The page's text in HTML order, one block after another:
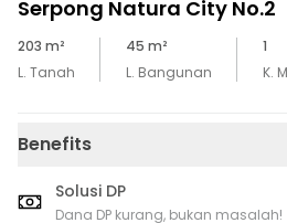
Serpong Natura City No.2
203 m²
L. Tanah
45 m²
L. Bangunan
1
K.
Benefits
Solusi DP
Dana DP kurang, bukan masalah!